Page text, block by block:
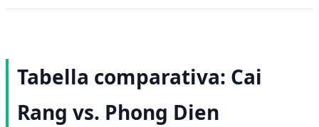
Tabella comparativa: Cai
Rang vs. Phong Dien